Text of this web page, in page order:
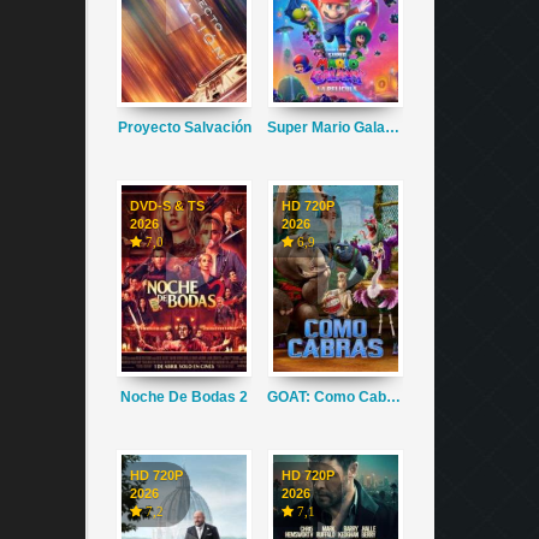
Proyecto Salvación Super Mario Galaxy La Película
DVD-S & TS
2026
7,0
Noche De Bodas 2
HD 720P
2026
6,9
GOAT: Como Cabras
HD 720P
2026
7,2
HD 720P
2026
7,1